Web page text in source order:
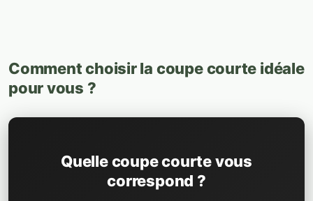
Comment choisir la coupe courte idéale
pour vous ?
Quelle coupe courte vous
correspond ?